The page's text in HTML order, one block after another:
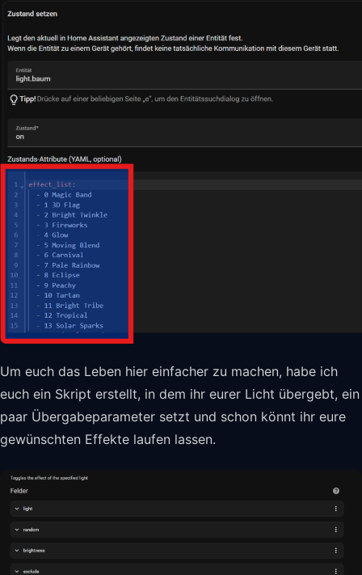
Um euch das Leben hier einfacher zu machen, habe ich
euch ein Skript erstellt, in dem ihr eurer Licht übergebt, ein
paar Übergabeparameter setzt und schon könnt ihr eure
gewünschten Effekte laufen lassen.